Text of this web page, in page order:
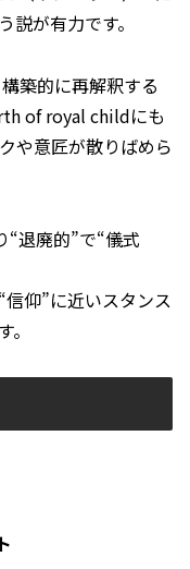
が有力です。
築的に再解釈する
of royal childにも
や意匠が散りばめら
退廃的”で“儀式
仰”に近いスタンス